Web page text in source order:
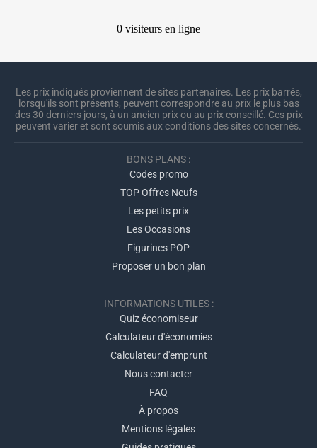
Les prix indiqués proviennent de sites partenaires. Les prix barrés,
lorsqu'ils sont présents, peuvent correspondre au prix le plus bas
des 30 derniers jours, à un ancien prix ou au prix conseillé. Ces prix
peuvent varier et sont soumis aux conditions des sites concernés.
BONS PLANS :
Codes promo
TOP Offres Neufs
Les petits prix
Les Occasions
Figurines POP
Proposer un bon plan
INFORMATIONS UTILES :
Quiz économiseur
Calculateur d'économies
Calculateur d'emprunt
Nous contacter
FAQ
À propos
Mentions légales